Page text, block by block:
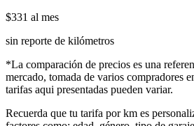
$331 al mes
sin reporte de kilómetros
*La comparación de precios es una
mercado, tomada de varios compradores
tarifas aqui presentadas pueden variar.
Recuerda que tu tarifa por km es